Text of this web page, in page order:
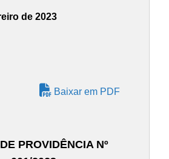
de 2023
Baixar em PDF
PROVIDÊNCIA Nº